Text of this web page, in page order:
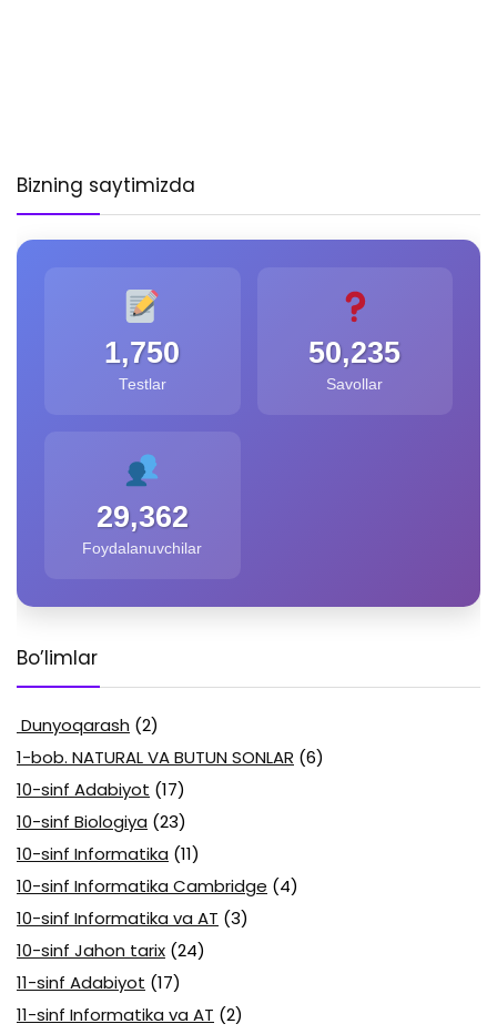
Bizning saytimizda
1,750
Testlar
50,235
Savollar
29,362
Foydalanuvchilar
Bo’limlar
Dunyoqarash (2)
1-bob. NATURAL VA BUTUN SONLAR (6)
10-sinf Adabiyot (17)
10-sinf Biologiya (23)
10-sinf Informatika (11)
10-sinf Informatika Cambridge (4)
10-sinf Informatika va AT (3)
10-sinf Jahon tarix (24)
11-sinf Adabiyot (17)
11-sinf Informatika va AT (2)